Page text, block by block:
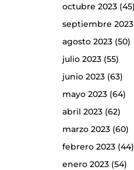
octubre 2023(45)
septiembre 2023
agosto 2023(50)
julio 2023(55)
junio 2023(63)
mayo 2023(64)
abril 2023(62)
marzo 2023(60)
febrero 2023(44)
enero 2023(54)